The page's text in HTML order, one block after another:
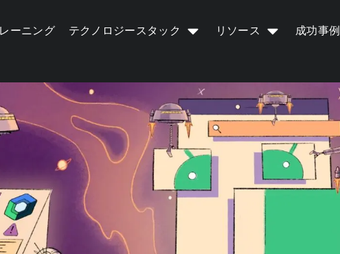
ーニング テクノロジースタック リソース 成功事例